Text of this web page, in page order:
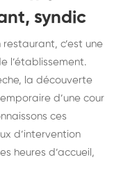
syndic
c’est une
l’établissement.
la découverte
d’une cour
ces
d’intervention
heures d’accueil,